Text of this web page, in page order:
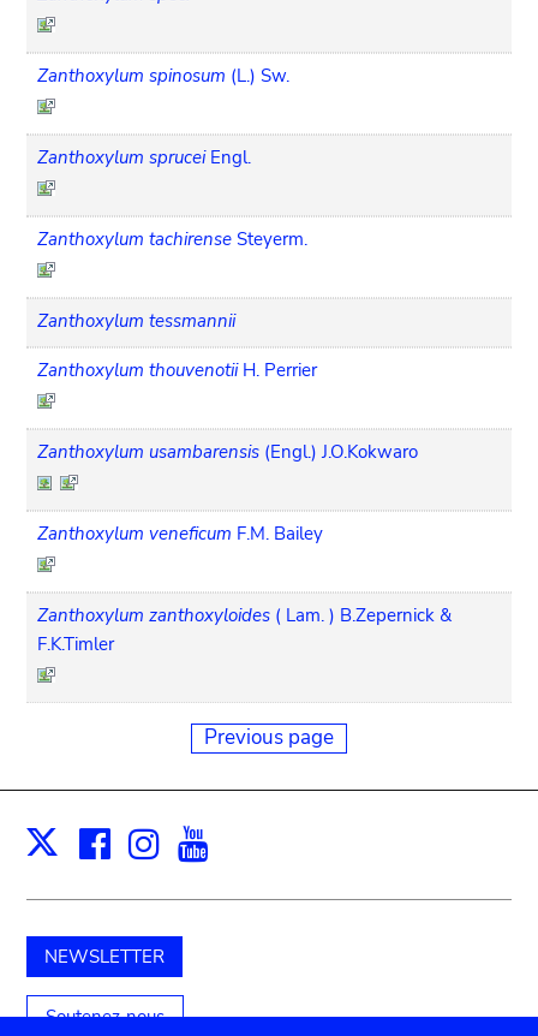
Zanthoxylum spinosum (L.) Sw.
Zanthoxylum sprucei Engl.
Zanthoxylum tachirense Steyerm.
Zanthoxylum tessmannii
Zanthoxylum thouvenotii H. Perrier
Zanthoxylum usambarensis (Engl.) J.O.Kokwaro
Zanthoxylum veneficum F.M. Bailey
Zanthoxylum zanthoxyloides ( Lam. ) B.Zepernick &
F.K.Timler
Previous page
X Facebook
Instagram
NEWSLETTER
Soutenez-nous